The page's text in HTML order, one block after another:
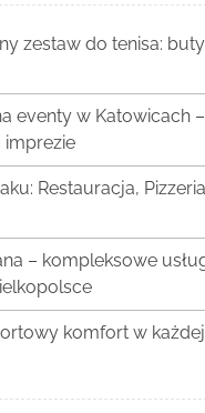
zestaw do tenisa:
eventy w Katowicach
imprezie
Restauracja,
– kompleksowe
komfort w każdej